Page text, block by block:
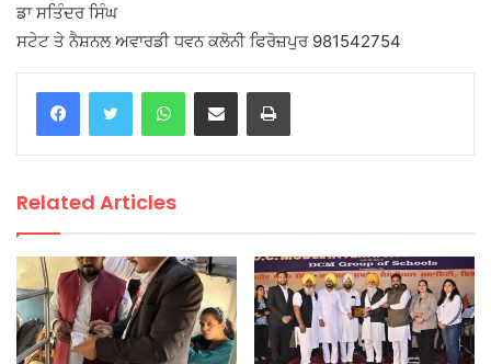
ਡਾ ਸਤਿੰਦਰ ਸਿੰਘ
ਸਟੇਟ ਤੇ ਨੈਸ਼ਨਲ ਅਵਾਰਡੀ ਧਵਨ ਕਲੋਨੀ ਫਿਰੋਜ਼ਪੁਰ 981542754
WhatsAppShare via Email Print
Related Articles